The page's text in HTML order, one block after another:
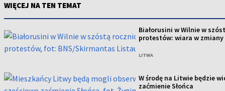
WIĘCEJ NA TEN TEMAT
Białorusini w Wilnie w
protestów: wiara w zmiany
LITWA
W środę na Litwie będzie
zaćmienie Słońca